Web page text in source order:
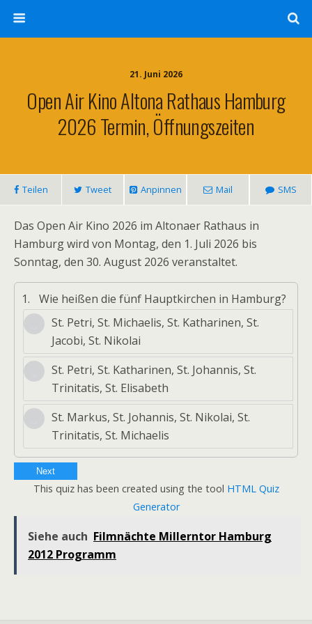
21. Juni 2026
Open Air Kino Altona Rathaus Hamburg
2026 Termin, Öffnungszeiten
Teilen Tweet Anpinnen Mail SMS
Das Open Air Kino 2026 im Altonaer Rathaus in
Hamburg wird von Montag, den 1. Juli 2026 bis
Sonntag, den 30. August 2026 veranstaltet.
1.
Wie heißen die fünf Hauptkirchen in Hamburg?
St. Petri, St. Michaelis, St. Katharinen, St.
Jacobi, St. Nikolai
St. Petri, St. Katharinen, St. Johannis, St.
Trinitatis, St. Elisabeth
St. Markus, St. Johannis, St. Nikolai, St.
Trinitatis, St. Michaelis
Next
This quiz has been created using the tool HTML Quiz
Generator
Siehe auch Filmnächte Millerntor Hamburg
2012 Programm